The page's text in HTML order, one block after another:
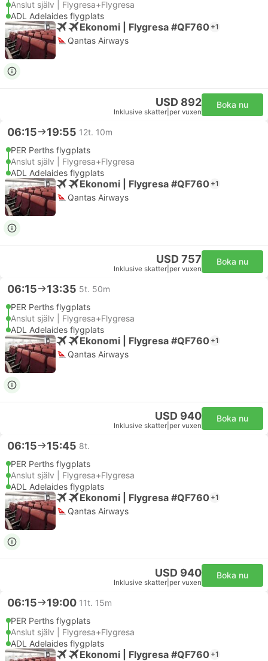
Anslut själv | Flygresa+Flygresa
ADL Adelaides flygplats
Ekonomi | Flygresa #QF760 +1
Qantas Airways
USD 892
Inklusive skatter per vuxen
Boka nu
06:15 19:55 12t. 10m
PER Perths flygplats
Anslut själv | Flygresa+Flygresa
ADL Adelaides flygplats
Ekonomi | Flygresa #QF760 +1
Qantas Airways
USD 757
Inklusive skatter per vuxen
Boka nu
06:15 13:35 5t. 50m
PER Perths flygplats
Anslut själv | Flygresa+Flygresa
ADL Adelaides flygplats
Ekonomi | Flygresa #QF760 +1
Qantas Airways
USD 940
Inklusive skatter per vuxen
Boka nu
06:15 15:45 8t.
PER Perths flygplats
Anslut själv | Flygresa+Flygresa
ADL Adelaides flygplats
Ekonomi | Flygresa #QF760 +1
Qantas Airways
USD 940
Inklusive skatter per vuxen
Boka nu
06:15 19:00 11t. 15m
PER Perths flygplats
Anslut själv | Flygresa+Flygresa
ADL Adelaides flygplats
Ekonomi | Flygresa #QF760 +1